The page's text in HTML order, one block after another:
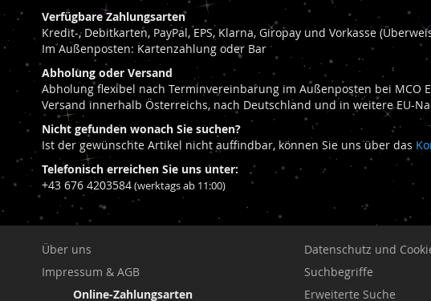
Verfügbare Zahlungsarten
Kredit-, Debitkarten, PayPal, EPS, Klarna, Giropay und Vorkasse
Im Außenposten: Kartenzahlung oder Bar
Abholung oder Versand
Abholung flexibel nach Terminvereinbarung im Außenposten bei MCO
Versand innerhalb Österreichs, nach Deutschland und in weitere EU-
Nicht gefunden wonach Sie suchen?
Ist der gewünschte Artikel nicht auffindbar, können Sie uns über das
Telefonisch erreichen Sie uns unter:
+43 676 4203584(werktags ab 11:00)
Über uns
Impressum & AGB
Online-Zahlungsarten
Datenschutz und
Suchbegriffe
Erweiterte Suche